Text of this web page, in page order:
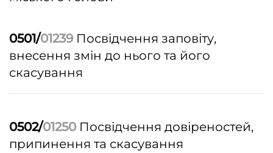
0501/01239 Посвідчення заповіту,
внесення змін до нього та його
скасування
0502/01250 Посвідчення довіреностей,
припинення та скасування